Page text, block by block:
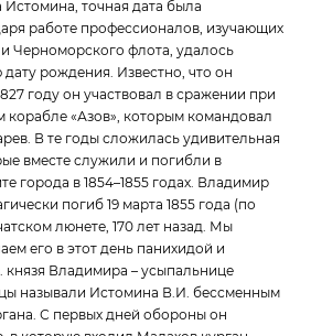
точная дата была
работе профессионалов, изучающих
Черноморского флота, удалось
дату рождения. Известно, что он
году он участвовал в сражении при
«Азов», которым командовал
В те годы сложилась удивительная
вместе служили и погибли в
города в 1854–1855 годах. Владимир
погиб 19 марта 1855 года (по
люнете, 170 лет назад. Мы
его в этот день панихидой и
Владимира – усыпальнице
называли Истомина В.И. бессменным
С первых дней обороны он